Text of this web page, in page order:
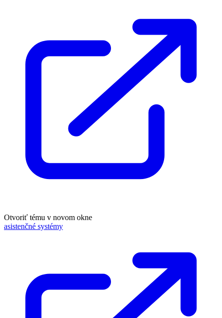
Otvoriť tému v novom okne
asistenčné systémy